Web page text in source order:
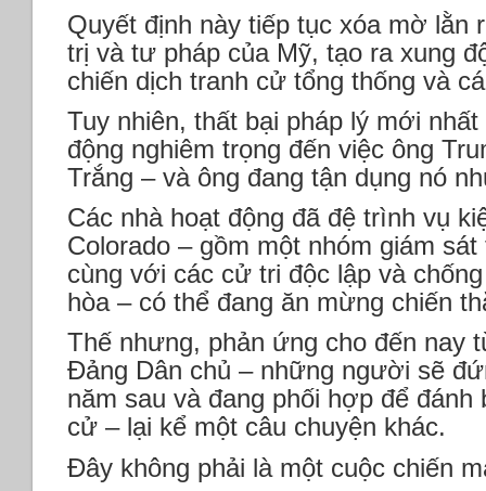
Quyết định này tiếp tục xóa mờ lằn
trị và tư pháp của Mỹ, tạo ra xung
chiến dịch tranh cử tổng thống và
Tuy nhiên, thất bại pháp lý mới
động nghiêm trọng đến việc ông
Trắng – và ông đang tận dụng nó
Các nhà hoạt động đã đệ trình vụ
Colorado – gồm một nhóm giám
cùng với các cử tri độc lập và
hòa – có thể đang ăn mừng chiến
Thế nhưng, phản ứng cho đến nay
Đảng Dân chủ – những người sẽ
năm sau và đang phối hợp để đánh
cử – lại kể một câu chuyện khác.
Đây không phải là một cuộc chiến